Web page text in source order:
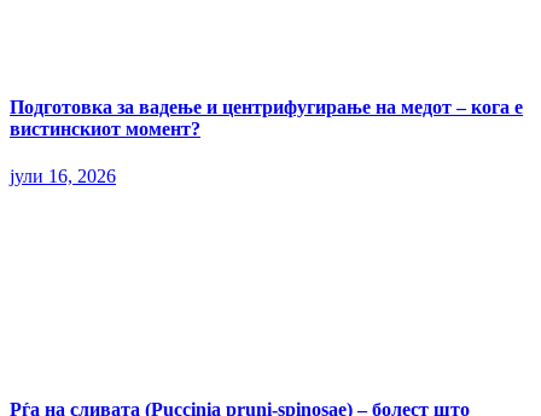
Подготовка за вадење и центрифугирање на медот – кога е
вистинскиот момент?
јули 16, 2026
Рѓа на сливата (Puccinia pruni-spinosae) – болест што